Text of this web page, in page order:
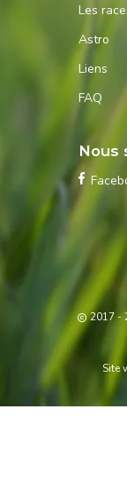
Les
Astro
Liens
FAQ
Contactez-
Nous
2017 -
Site